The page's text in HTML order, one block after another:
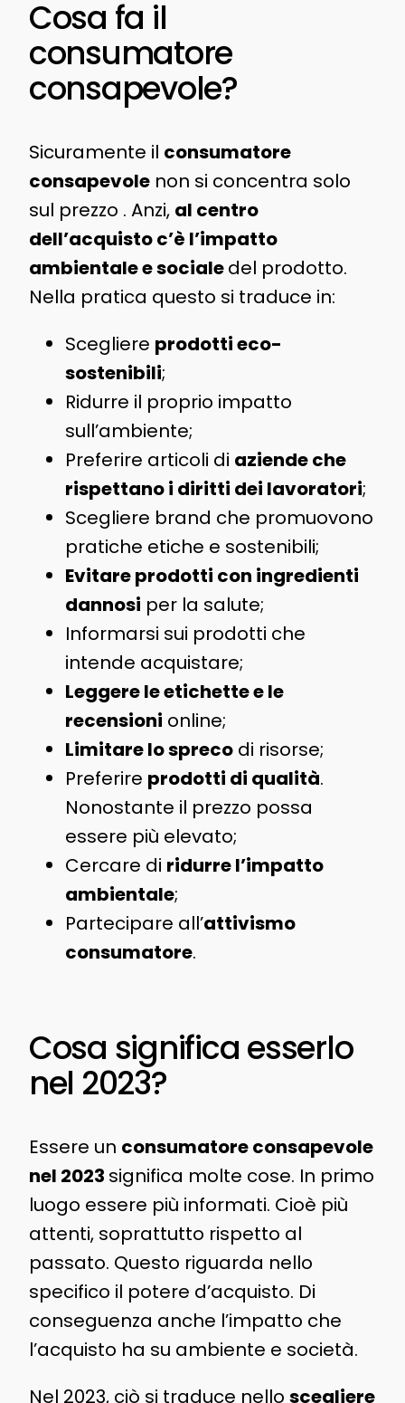
Cosa fa il
consumatore
consapevole?
Sicuramente il consumatore
consapevolenon si concentra solo
sul prezzo . Anzi, al centro
dell’acquisto c’è l’impatto
ambientale e socialedel prodotto.
Nella pratica questo si traduce in:
Scegliere prodotti eco-
sostenibili;
Ridurre il proprio impatto
sull’ambiente;
Preferire articoli di aziende che
rispettano i diritti dei lavoratori;
Scegliere brand che promuovono
pratiche etiche e sostenibili;
Evitare prodotti con ingredienti
dannosi per la salute;
Informarsi sui prodotti che
intende acquistare;
Leggere le etichette e le
recensioni online;
Limitare lo sprecodi risorse;
Preferire prodotti di qualità.
Nonostante il prezzo possa
essere più elevato;
Cercare di ridurre l’impatto
ambientale;
Partecipare all’attivismo
consumatore.
Cosa significa esserlo
nel 2023?
Essere un consumatore consapevole
nel 2023 significa molte cose. In primo
luogo essere più informati. Cioè più
attenti, soprattutto rispetto al
passato. Questo riguarda nello
specifico il potere d’acquisto. Di
conseguenza anche l’impatto che
l’acquisto ha su ambiente e società.
Nel 2023, ciò si traduce nello scegliere